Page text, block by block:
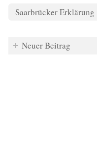
Saarbrücker Erklärung
Neuer Beitrag